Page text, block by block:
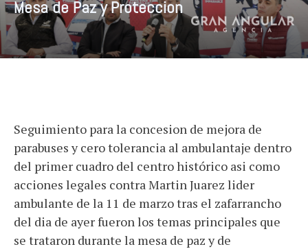
Mesa de Paz y Proteccion
Seguimiento para la concesion de mejora de
parabuses y cero tolerancia al ambulantaje dentro
del primer cuadro del centro histórico asi como
acciones legales contra Martin Juarez lider
ambulante de la 11 de marzo tras el zafarrancho
del dia de ayer fueron los temas principales que
se trataron durante la mesa de paz y de